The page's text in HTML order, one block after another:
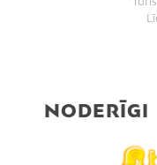
NODERĪGI